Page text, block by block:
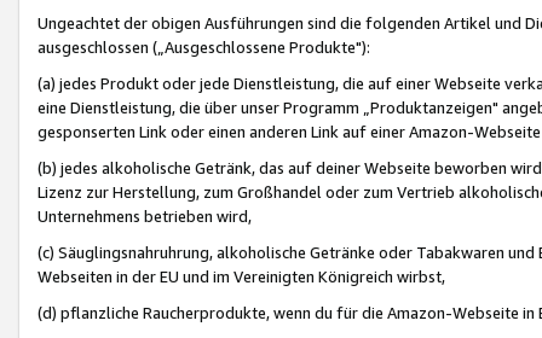
Ungeachtet der obigen Ausführungen sind die folgenden Artikel und
ausgeschlossen („Ausgeschlossene Produkte"):
(a) jedes Produkt oder jede Dienstleistung, die auf einer Webseite
eine Dienstleistung, die über unser Programm „Produktanzeigen"
gesponserten Link oder einen anderen Link auf einer Amazon-
(b) jedes alkoholische Getränk, das auf deiner Webseite beworben
Lizenz zur Herstellung, zum Großhandel oder zum Vertrieb
Unternehmens betrieben wird,
(c) Säuglingsnahruhrung, alkoholische Getränke oder Tabakwaren
Webseiten in der EU und im Vereinigten Königreich wirbst,
(d) pflanzliche Raucherprodukte, wenn du für die Amazon-Webseite in